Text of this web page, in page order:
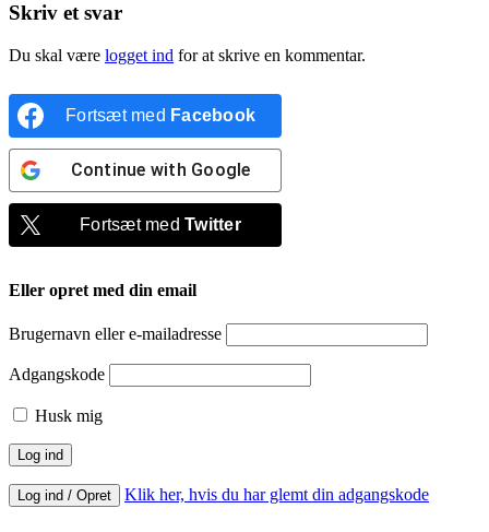
Skriv et svar
Du skal være logget ind for at skrive en kommentar.
Fortsæt med Facebook
Continue with Google
Fortsæt medTwitter
Eller opret med din email
Brugernavn eller e-mailadresse
Adgangskode
Husk mig
Log ind / Opret Klik her, hvis du har glemt din adgangskode